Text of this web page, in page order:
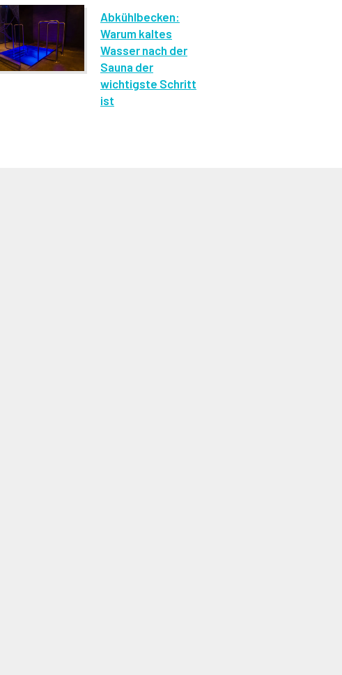
Abkühlbecken:
Warum kaltes
Wasser nach der
Sauna der
wichtigste Schritt
ist